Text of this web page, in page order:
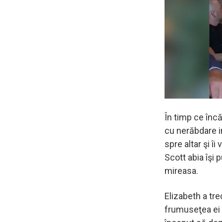
În timp ce
cu nerăbdare
spre altar şi îi
Scott abia îşi
mireasa.
Elizabeth a
frumuseţea ei